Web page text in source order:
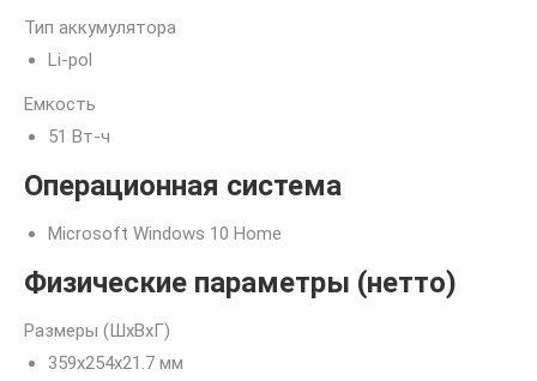
Тип аккумулятора
Li-pol
Емкость
51 Вт-ч
Операционная система
Microsoft Windows 10 Home
Физические параметры (нетто)
Размеры (ШxВxГ)
359x254x21.7 мм